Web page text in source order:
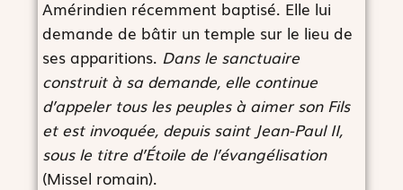
Amérindien récemment baptisé. Elle lui
demande de bâtir un temple sur le lieu de
ses apparitions. Dans le sanctuaire
construit à sa demande, elle continue
d’appeler tous les peuples à aimer son Fils
et est invoquée, depuis saint Jean-Paul II,
sous le titre d’Étoile de l’évangélisation
(Missel romain).